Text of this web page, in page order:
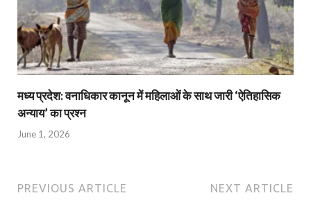
मध्य प्रदेश: वनाधिकार कानून में महिलाओं के साथ जारी ‘ऐतिहासिक
अन्याय’ का प्रश्न
June 1, 2026
PREVIOUS ARTICLE NEXT ARTICLE